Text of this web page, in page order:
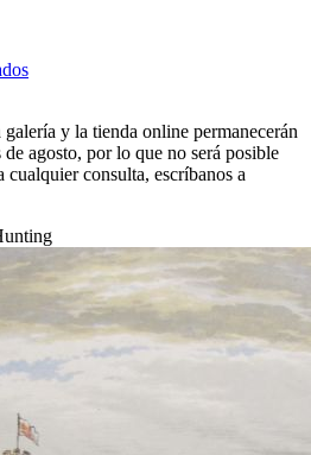
galería y la tienda online permanecerán
agosto, por lo que no será posible
consulta, escríbanos a